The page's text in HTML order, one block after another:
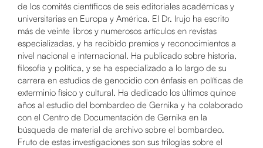
de los comités científicos de seis editoriales académicas y
universitarias en Europa y América. El Dr. Irujo ha escrito
más de veinte libros y numerosos artículos en revistas
especializadas, y ha recibido premios y reconocimientos a
nivel nacional e internacional. Ha publicado sobre historia,
filosofía y política, y se ha especializado a lo largo de su
carrera en estudios de genocidio con énfasis en políticas de
exterminio físico y cultural. Ha dedicado los últimos quince
años al estudio del bombardeo de Gernika y ha colaborado
con el Centro de Documentación de Gernika en la
búsqueda de material de archivo sobre el bombardeo.
Fruto de estas investigaciones son sus trilogías sobre el